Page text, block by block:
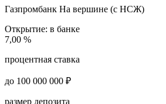
Газпромбанк На вершине (с НСЖ)
Открытие: в банке
7,00 %
процентная ставка
до 100 000 000 ₽
размер депозита